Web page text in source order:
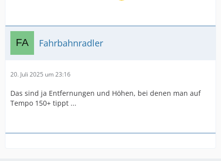
Fahrbahnradler
20. Juli 2025 um 23:16
Das sind ja Entfernungen und Höhen, bei denen man auf
Tempo 150+ tippt ...